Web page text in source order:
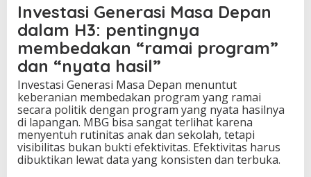
Investasi Generasi Masa Depan
dalam H3: pentingnya
membedakan “ramai program”
dan “nyata hasil”
Investasi Generasi Masa Depan menuntut
keberanian membedakan program yang ramai
secara politik dengan program yang nyata hasilnya
di lapangan. MBG bisa sangat terlihat karena
menyentuh rutinitas anak dan sekolah, tetapi
visibilitas bukan bukti efektivitas. Efektivitas harus
dibuktikan lewat data yang konsisten dan terbuka.